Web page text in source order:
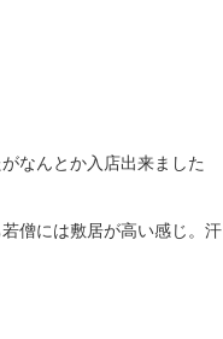
なんとか入店出来ました
僧には敷居が高い感じ。汗